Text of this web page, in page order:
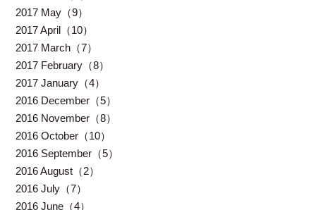
2017 May（9）
2017 April（10）
2017 March（7）
2017 February（8）
2017 January（4）
2016 December（5）
2016 November（8）
2016 October（10）
2016 September（5）
2016 August（2）
2016 July（7）
2016 June（4）